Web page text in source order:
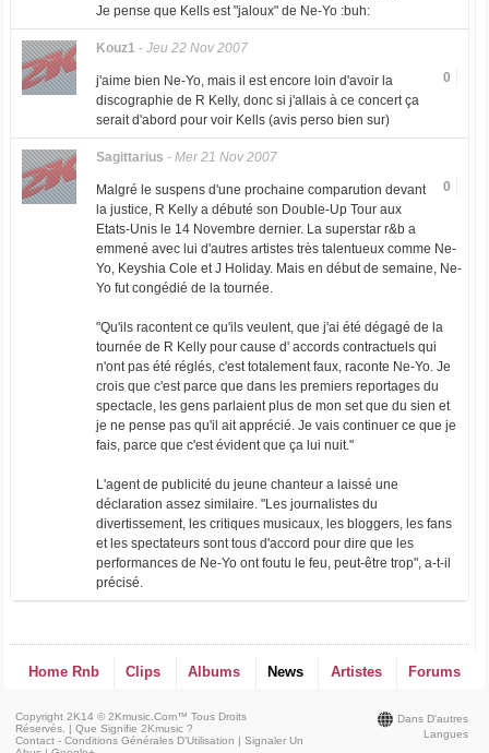
Je pense que Kells est "jaloux" de Ne-Yo :buh:
Kouz1- Jeu 22 Nov 2007
0
j'aime bien Ne-Yo, mais il est encore loin d'avoir la
discographie de R Kelly, donc si j'allais à ce concert ça
serait d'abord pour voir Kells (avis perso bien sur)
Sagittarius - Mer 21 Nov 2007
0
Malgré le suspens d'une prochaine comparution devant
la justice, R Kelly a débuté son Double-Up Tour aux
Etats-Unis le 14 Novembre dernier. La superstar r&b a
emmené avec lui d'autres artistes très talentueux comme Ne-
Yo, Keyshia Cole et J Holiday. Mais en début de semaine, Ne-
Yo fut congédié de la tournée.
"Qu'ils racontent ce qu'ils veulent, que j'ai été dégagé de la
tournée de R Kelly pour cause d' accords contractuels qui
n'ont pas été réglés, c'est totalement faux, raconte Ne-Yo. Je
crois que c'est parce que dans les premiers reportages du
spectacle, les gens parlaient plus de mon set que du sien et
je ne pense pas qu'il ait apprécié. Je vais continuer ce que je
fais, parce que c'est évident que ça lui nuit."
L'agent de publicité du jeune chanteur a laissé une
déclaration assez similaire. "Les journalistes du
divertissement, les critiques musicaux, les bloggers, les fans
et les spectateurs sont tous d'accord pour dire que les
performances de Ne-Yo ont foutu le feu, peut-être trop", a-t-il
précisé.
Home Rnb Clips Albums News Artistes Forums
Dans D'autres
Langues
Copyright 2K14 © 2Kmusic.com™Tous Droits
Réservés . |Que Signifie 2Kmusic ?
Contact - Conditions Générales D'Utilisation |Signaler Un